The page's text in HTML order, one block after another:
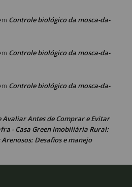
Controle biológico da mosca-da-
Controle biológico da mosca-da-
Controle biológico da mosca-da-
Avaliar Antes de Comprar e Evitar
- Casa Green Imobiliária Rural:
Arenosos: Desafios e manejo